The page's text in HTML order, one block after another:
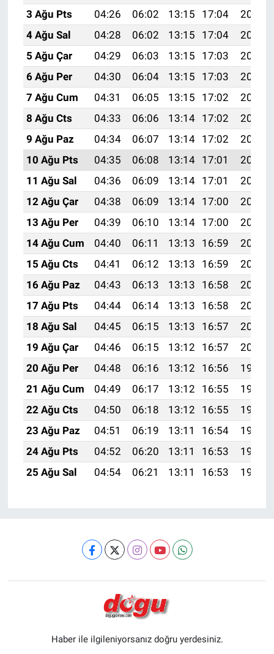
3 Ağu Pts
04:26 06:02 13:15 17:04
20:18
4 Ağu Sal
04:28 06:02 13:15 17:04
20:17
5 Ağu Çar
04:29 06:03 13:15 17:03
20:16
6 Ağu Per
04:30 06:04 13:15 17:03
20:15
7 Ağu Cum
04:31 06:05 13:15 17:02
20:14
8 Ağu Cts
04:33 06:06 13:14 17:02
20:13
9 Ağu Paz
04:34 06:07 13:14 17:02
20:12
10 Ağu Pts
04:35 06:08 13:14 17:01
20:11
11 Ağu Sal
04:36 06:09 13:14 17:01
20:10
12 Ağu Çar
04:38 06:09 13:14 17:00
20:08
13 Ağu Per
04:39 06:10 13:14 17:00
20:07
14 Ağu Cum
04:40 06:11 13:13 16:59
20:06
15 Ağu Cts
04:41 06:12 13:13 16:59
20:05
16 Ağu Paz
04:43 06:13 13:13 16:58
20:03
17 Ağu Pts
04:44 06:14 13:13 16:58
20:02
18 Ağu Sal
04:45 06:15 13:13 16:57
20:01
19 Ağu Çar
04:46 06:15 13:12 16:57
20:00
20 Ağu Per
04:48 06:16 13:12 16:56
19:58
21 Ağu Cum
04:49 06:17 13:12 16:55
19:57
22 Ağu Cts
04:50 06:18 13:12 16:55
19:56
23 Ağu Paz
04:51 06:19 13:11 16:54
19:54
24 Ağu Pts
04:52 06:20 13:11 16:53
19:53
25 Ağu Sal
04:54 06:21 13:11 16:53 19:51
Haber ile ilgileniyorsanız doğru yerdesiniz.